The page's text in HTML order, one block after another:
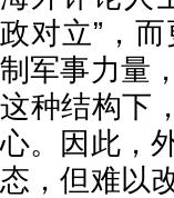
政对立”，
制军事力量
这种结构下
心。因此，
态，但难以